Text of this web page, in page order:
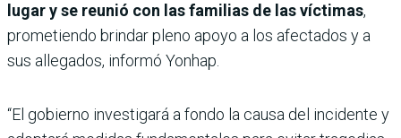
lugar y se reunió con las familias de las víctimas,
prometiendo brindar pleno apoyo a los afectados y a
sus allegados, informó Yonhap.
“El gobierno investigará a fondo la causa del incidente y